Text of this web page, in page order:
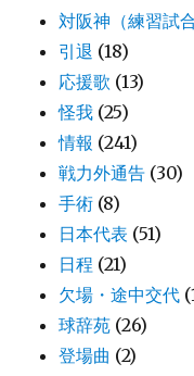
対阪神（練習試合
引退 (18)
応援歌 (13)
怪我 (25)
情報 (241)
戦力外通告 (30)
手術 (8)
日本代表 (51)
日程 (21)
欠場・途中交代
球辞苑 (26)
登場曲 (2)